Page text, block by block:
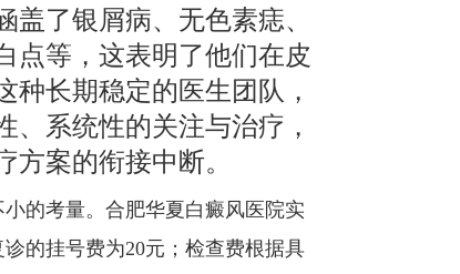
了银屑病、无色素痣、
点等，这表明了他们在皮
种长期稳定的医生团队，
、系统性的关注与治疗，
案的衔接中断。
的考量。合肥华夏白癜风医院实
的挂号费为20元；检查费根据具